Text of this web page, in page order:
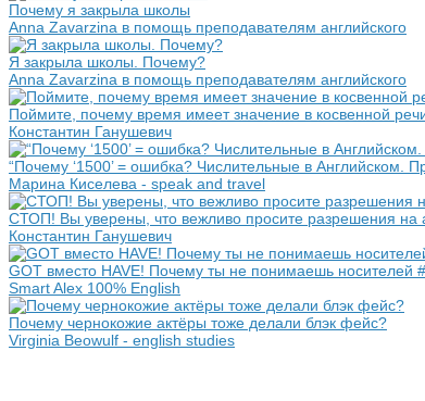
Почему я закрыла школы
Anna Zavarzina в помощь преподавателям английского
Я закрыла школы. Почему?
Anna Zavarzina в помощь преподавателям английского
Поймите, почему время имеет значение в косвенной
Константин Ганушевич
“Почему ‘1500’ = ошибка? Числительные в Английском.
Марина Киселева - speak and travel
СТОП! Вы уверены, что вежливо просите разрешения на
Константин Ганушевич
GOT вместо HAVE! Почему ты не понимаешь носителей
Smart Alex 100% English
Почему чернокожие актёры тоже делали блэк фейс?
Virginia Beowulf - english studies